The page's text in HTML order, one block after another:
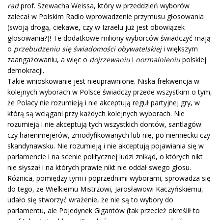
radprof. Szewacha Weissa, który w przeddzień wyborów
zalecał w Polskim Radio wprowadzenie przymusu głosowania
(swoją drogą, ciekawe, czy w Izraelu już jest obowiązek
głosowania?)! Te dodatkowe miliony wyborców świadczyć mają
o przebudzeniu się świadomości obywatelskieji większym
zaangażowaniu, a więc o dojrzewaniui normalnieniupolskiej
demokracji.
Takie wnioskowanie jest nieuprawnione. Niska frekwencja w
kolejnych wyborach w Polsce świadczy przede wszystkim o tym,
że Polacy nie rozumieją i nie akceptują reguł partyjnej gry, w
którą są wciągani przy każdych kolejnych wyborach. Nie
rozumieją i nie akceptują tych wszystkich dontów, santlagów
czy harenimejerów, zmodyfikowanych lub nie, po niemiecku czy
skandynawsku. Nie rozumieją i nie akceptują pojawiania się w
parlamencie i na scenie politycznej ludzi znikąd, o których nikt
nie słyszał i na których prawie nikt nie oddał swego głosu.
Różnica, pomiędzy tymi i poprzednimi wyborami, sprowadza się
do tego, że Wielkiemu Mistrzowi, Jarosławowi Kaczyńskiemu,
udało się stworzyć wrażenie, że nie są to wybory do
parlamentu, ale Pojedynek Gigantów (tak przecież określił to